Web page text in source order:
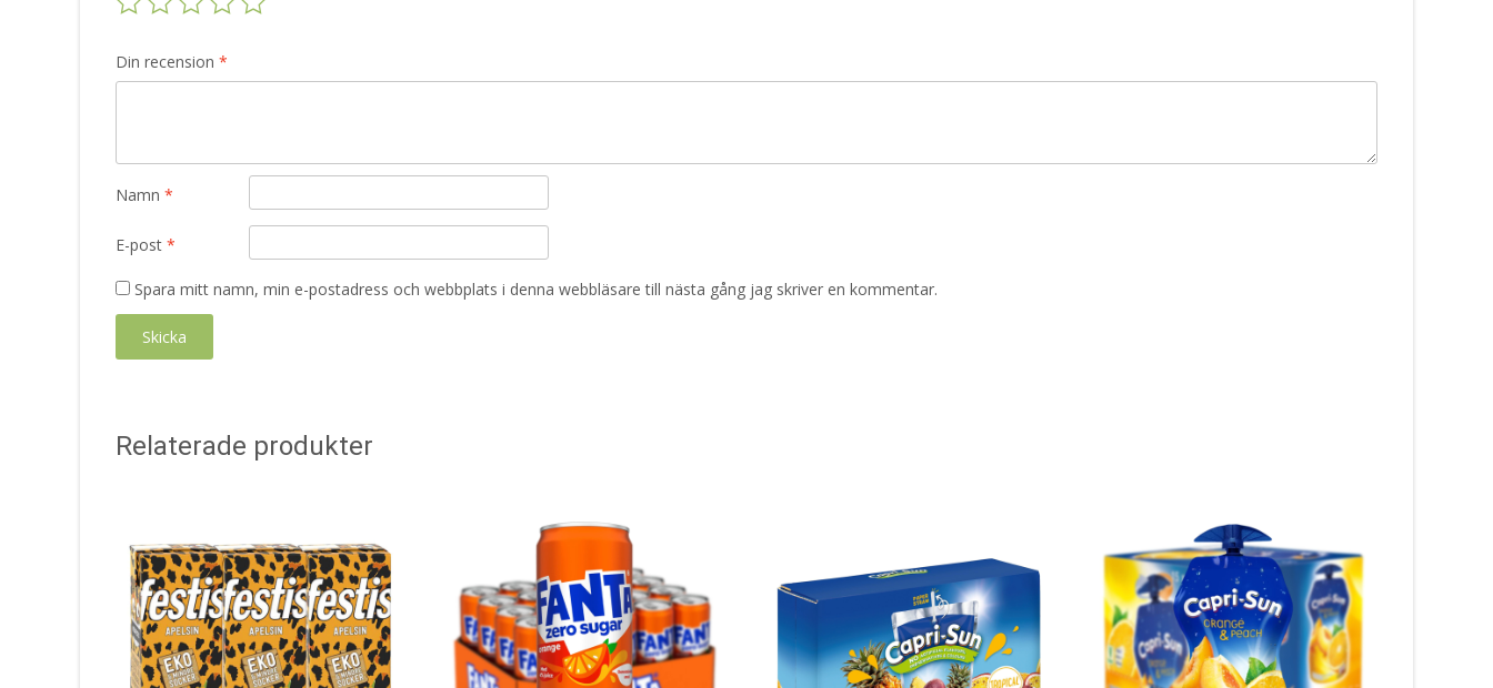
Din recension *
Namn *
E-post *
Spara mitt namn, min e-postadress och webbplats i denna webbläsare till nästa gång jag skriver en kommentar.
Relaterade produkter